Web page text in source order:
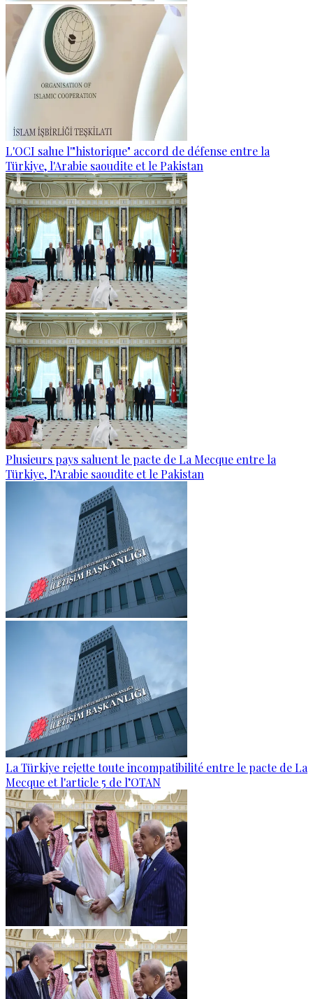
L'OCI salue l'"historique" accord de défense entre la
Türkiye, l'Arabie saoudite et le Pakistan
Plusieurs pays saluent le pacte de La Mecque entre la
Türkiye, l’Arabie saoudite et le Pakistan
La Türkiye rejette toute incompatibilité entre le pacte de La
Mecque et l'article 5 de l’OTAN